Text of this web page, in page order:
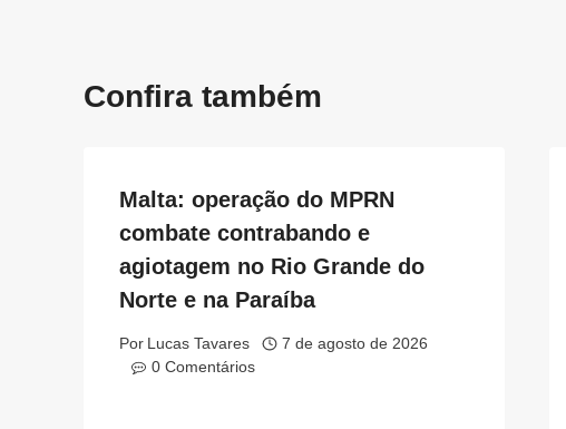
Confira também
Malta: operação do MPRN
combate contrabando e
agiotagem no Rio Grande do
Norte e na Paraíba
Por Lucas Tavares
7 de agosto de 2026
0 Comentários